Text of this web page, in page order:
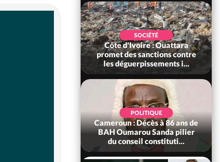
: Après le pari
anniversaire,
SOCIÉTÉ
Côte d'Ivoire : Ouattara
promet des sanctions contre
les déguerpissements i...
POLITIQUE
Cameroun : Décès à 86 ans de
BAH Oumarou Sanda pilier
du conseil constituti...